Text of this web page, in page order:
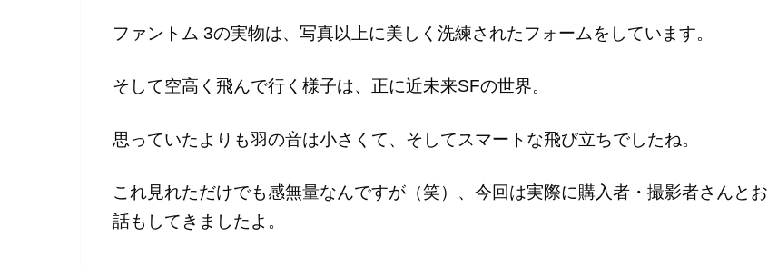
ファントム 3の実物は、写真以上に美しく洗練されたフォームをしています。
そして空高く飛んで行く様子は、正に近未来SFの世界。
思っていたよりも羽の音は小さくて、そしてスマートな飛び立ちでしたね。
これ見れただけでも感無量なんですが（笑）、今回は実際に購入者・撮影者さんとお
話もしてきましたよ。